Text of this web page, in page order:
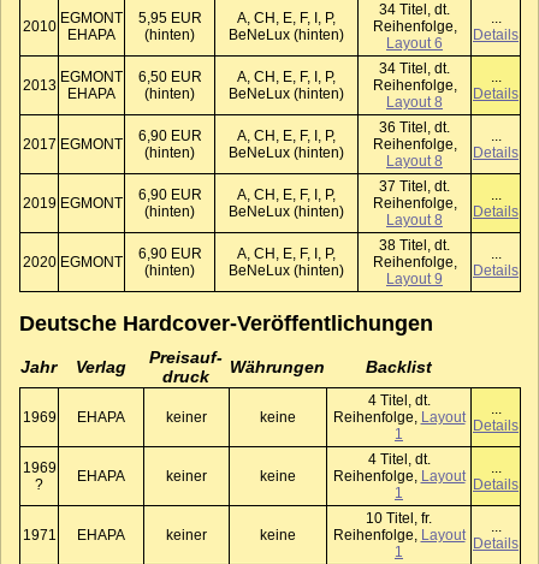
2010 EGMONT
EHAPA
5,95 EUR
(hinten)
A, CH, E, F, I, P,
BeNeLux (hinten)
34 Titel, dt.
Reihenfolge,
Layout 6
...
Details
2013 EGMONT
EHAPA
6,50 EUR
(hinten)
A, CH, E, F, I, P,
BeNeLux (hinten)
34 Titel, dt.
Reihenfolge,
Layout 8
...
Details
2017 EGMONT
6,90 EUR
(hinten)
A, CH, E, F, I, P,
BeNeLux (hinten)
36 Titel, dt.
Reihenfolge,
Layout 8
...
Details
2019 EGMONT
6,90 EUR
(hinten)
A, CH, E, F, I, P,
BeNeLux (hinten)
37 Titel, dt.
Reihenfolge,
Layout 8
...
Details
2020 EGMONT
6,90 EUR
(hinten)
A, CH, E, F, I, P,
BeNeLux (hinten)
38 Titel, dt.
Reihenfolge,
Layout 9
...
Details
Deutsche Hardcover-Veröffentlichungen
Jahr Verlag
Preis­auf­
druck
Währungen Backlist
1969 EHAPA keiner keine
4 Titel, dt.
Reihenfolge, Layout
1
...
Details
1969
?
EHAPA keiner keine
4 Titel, dt.
Reihenfolge, Layout
1
...
Details
1971 EHAPA keiner keine
10 Titel, fr.
Reihenfolge, Layout
1
...
Details